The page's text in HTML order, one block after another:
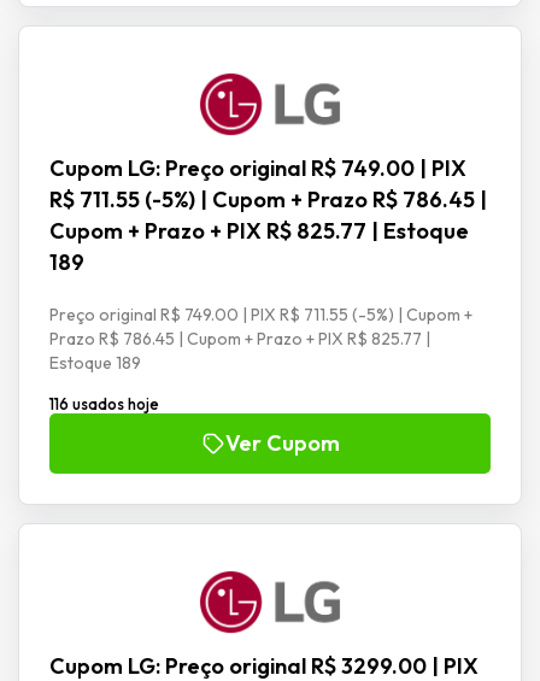
Cupom LG: Preço original R$ 749.00 | PIX
R$ 711.55 (-5%) | Cupom + Prazo R$ 786.45 |
Cupom + Prazo + PIX R$ 825.77 | Estoque
189
Preço original R$ 749.00 | PIX R$ 711.55 (-5%) | Cupom +
Prazo R$ 786.45 | Cupom + Prazo + PIX R$ 825.77 |
Estoque 189
116 usados hoje
Ver Cupom
Cupom LG: Preço original R$ 3299.00 | PIX